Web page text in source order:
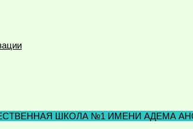
ШКОЛА №1 ИМЕНИ АДЕМА